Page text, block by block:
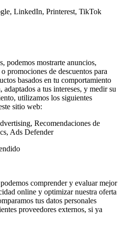
LinkedIn, Printerest, TikTok
podemos mostrarte anuncios,
promociones de descuentos para
basados en tu comportamiento
a tus intereses, y medir su
utilizamos los siguientes
sitio web:
Recomendaciones de
Ads Defender
comprender y evaluar mejor
online y optimizar nuestra oferta
tus datos personales
proveedores externos, si ya